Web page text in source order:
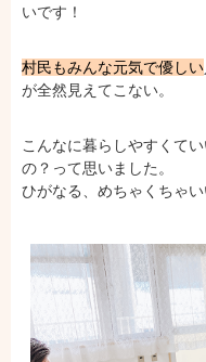
いです！
村民もみんな元気で優しい
が全然見えてこない。
こんなに暮らしやすくて
の？って思いました。
ひがなる、めちゃくちゃい